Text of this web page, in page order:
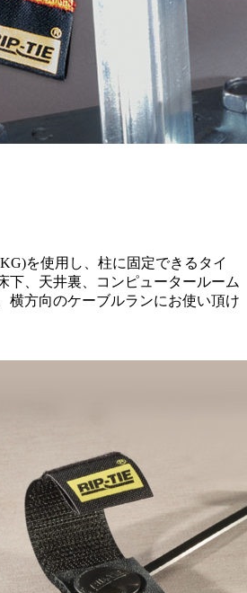
を使用し、柱に固定できるタイ
下、天井裏、コンピュータールーム
横方向のケーブルランにお使い頂け